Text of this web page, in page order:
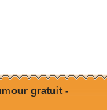
gratuit -